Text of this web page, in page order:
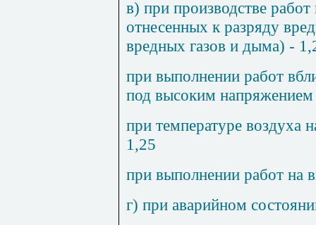
в) при производстве
отнесенных к разряду
вредных газов и дыма) -
при выполнении работ
под высоким
при температуре воздуха
1,25
при выполнении работ на
г) при аварийном